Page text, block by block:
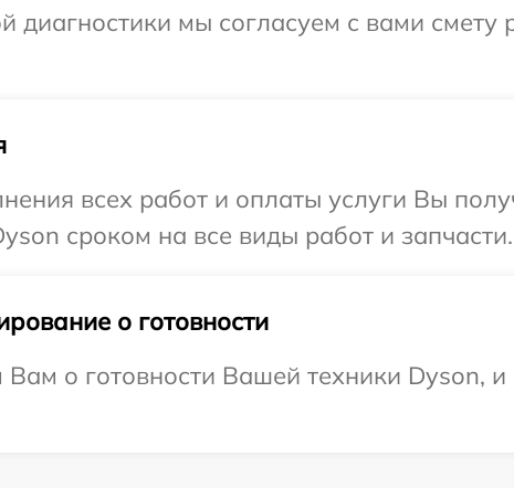
диагностики мы согласуем с вами
всех работ и оплаты услуги Вы
сроком на все виды работ и запчасти.
о готовности
о готовности Вашей техники Dyson,